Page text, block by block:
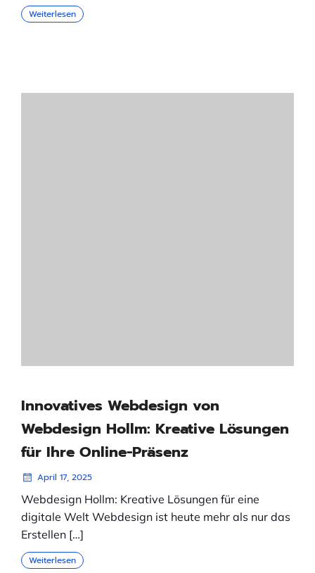
Weiterlesen
Innovatives Webdesign von
Webdesign Hollm: Kreative Lösungen
für Ihre Online-Präsenz
April 17, 2025
Webdesign Hollm: Kreative Lösungen für eine
digitale Welt Webdesign ist heute mehr als nur das
Erstellen […]
Weiterlesen